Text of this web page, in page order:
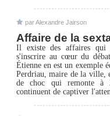
par Alexandre Jairson
Affaire de la
Il existe des affaires qui
s'inscrire au cœur du
Étienne en est un exemple
Perdriau, maire de la ville,
de choc qui remonte à
continuent de captiver